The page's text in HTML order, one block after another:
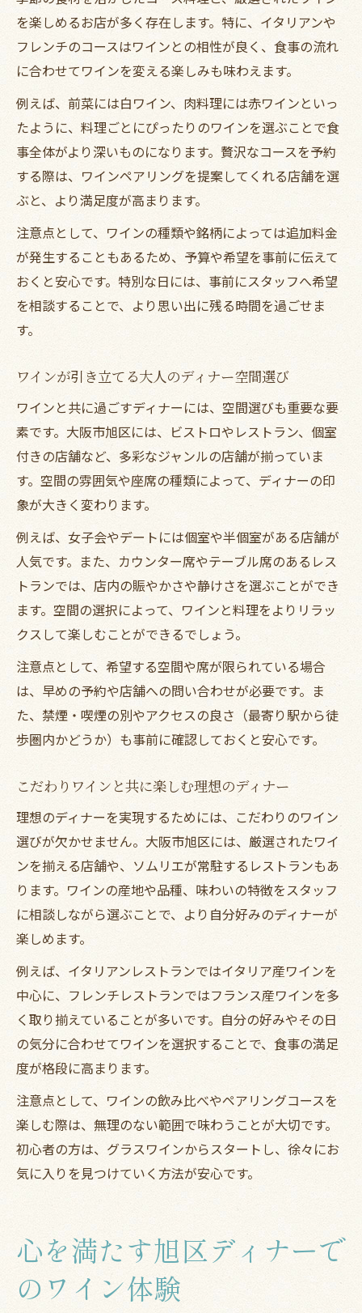
夜
記念日に最適なワインとディナー空間を探して
記念日にぴったりなディナーとワインの選
択肢
大切な日に選びたいワインとディナーの魅
力
記念日を彩るディナーとワイン体験のすす
め
ワイン好き必見の記念日向けディナー空間
紹介
特別な日を演出するディナーとワインの組
み合わせ
を楽しめるお店が多く存在します。特に、イタリアンや
フレンチのコースはワインとの相性が良く、食事の流れ
に合わせてワインを変える楽しみも味わえます。
例えば、前菜には白ワイン、肉料理には赤ワインといっ
たように、料理ごとにぴったりのワインを選ぶことで食
事全体がより深いものになります。贅沢なコースを予約
する際は、ワインペアリングを提案してくれる店舗を選
ぶと、より満足度が高まります。
注意点として、ワインの種類や銘柄によっては追加料金
が発生することもあるため、予算や希望を事前に伝えて
おくと安心です。特別な日には、事前にスタッフへ希望
を相談することで、より思い出に残る時間を過ごせま
す。
ワインが引き立てる大人のディナー空間選び
ワインと共に過ごすディナーには、空間選びも重要な要
素です。大阪市旭区には、ビストロやレストラン、個室
付きの店舗など、多彩なジャンルの店舗が揃っていま
す。空間の雰囲気や座席の種類によって、ディナーの印
象が大きく変わります。
例えば、女子会やデートには個室や半個室がある店舗が
人気です。また、カウンター席やテーブル席のあるレス
トランでは、店内の賑やかさや静けさを選ぶことができ
ます。空間の選択によって、ワインと料理をよりリラッ
クスして楽しむことができるでしょう。
注意点として、希望する空間や席が限られている場合
は、早めの予約や店舗への問い合わせが必要です。ま
た、禁煙・喫煙の別やアクセスの良さ（最寄り駅から徒
歩圏内かどうか）も事前に確認しておくと安心です。
こだわりワインと共に楽しむ理想のディナー
理想のディナーを実現するためには、こだわりのワイン
選びが欠かせません。大阪市旭区には、厳選されたワイ
ンを揃える店舗や、ソムリエが常駐するレストランもあ
ります。ワインの産地や品種、味わいの特徴をスタッフ
に相談しながら選ぶことで、より自分好みのディナーが
楽しめます。
例えば、イタリアンレストランではイタリア産ワインを
中心に、フレンチレストランではフランス産ワインを多
く取り揃えていることが多いです。自分の好みやその日
の気分に合わせてワインを選択することで、食事の満足
度が格段に高まります。
注意点として、ワインの飲み比べやペアリングコースを
楽しむ際は、無理のない範囲で味わうことが大切です。
初心者の方は、グラスワインからスタートし、徐々にお
気に入りを見つけていく方法が安心です。
心を満たす旭区ディナーで
のワイン体験